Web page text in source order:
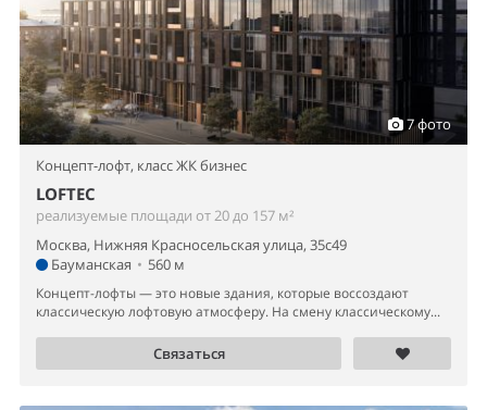
7 фото
Концепт-лофт, класс ЖК бизнес
LOFTEC
реализуемые площади от 20 до 157 м²
Москва, Нижняя Красносельская улица, 35с49
Бауманская • 560 м
Концепт-лофты — это новые здания, которые воссоздают
классическую лофтовую атмосферу. На смену классическому...
Связаться